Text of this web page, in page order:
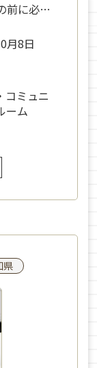
前に必…
月8日
ミュニ
ーム
県